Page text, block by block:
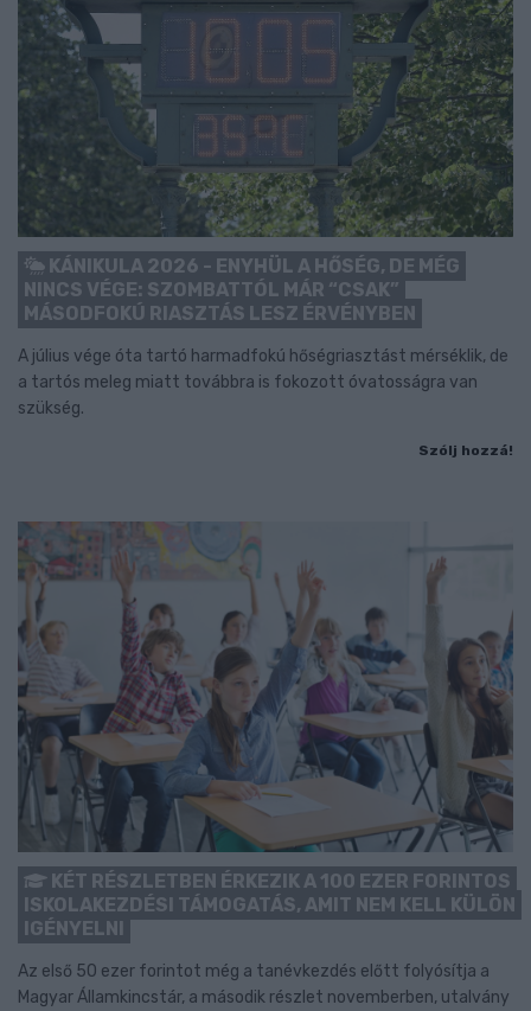
KÁNIKULA 2026 - ENYHÜL A HŐSÉG, DE MÉG
NINCS VÉGE: SZOMBATTÓL MÁR “CSAK”
MÁSODFOKÚ RIASZTÁS LESZ ÉRVÉNYBEN
A július vége óta tartó harmadfokú hőségriasztást mérséklik, de
a tartós meleg miatt továbbra is fokozott óvatosságra van
szükség.
Szólj hozzá!
KÉT RÉSZLETBEN ÉRKEZIK A 100 EZER FORINTOS
ISKOLAKEZDÉSI TÁMOGATÁS, AMIT NEM KELL KÜLÖN
IGÉNYELNI
Az első 50 ezer forintot még a tanévkezdés előtt folyósítja a
Magyar Államkincstár, a második részlet novemberben, utalvány